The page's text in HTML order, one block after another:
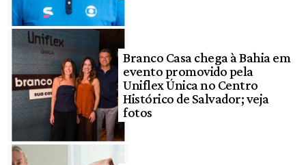
Branco Casa chega à Bahia em
evento promovido pela
Uniflex Única no Centro
Histórico de Salvador; veja
fotos